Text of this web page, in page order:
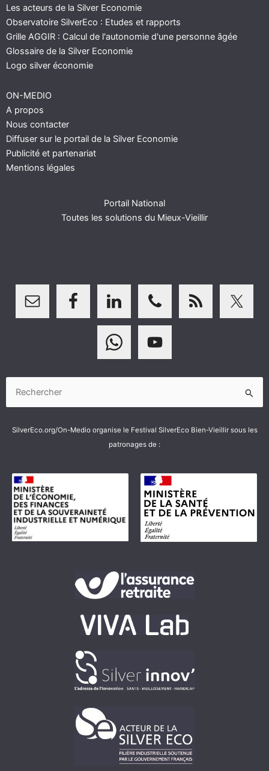
Les acteurs de la Silver Economie
Observatoire SilverEco : Etudes et rapports
Grille AGGIR : Calcul de l'autonomie d'une personne âgée
Glossaire de la Silver Economie
Logo silver économie
ON-MEDIO
A propos
Nous contacter
Diffuser sur le portail de la Silver Economie
Publicité et partenariat
Mentions légales
Portail National
Toutes les solutions du Mieux-Vieillir
SilverEco.org/On-Medio organise le Festival SilverEco Bien-Vieillir sous les
patronages de :